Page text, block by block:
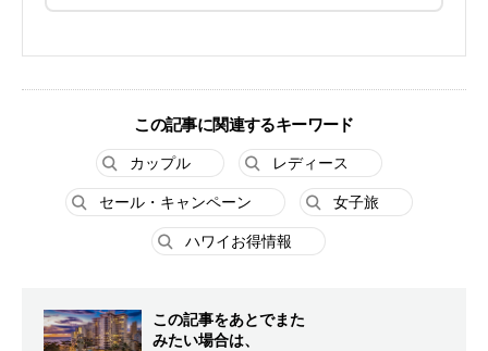
この記事に関連するキーワード
カップル レディース
セール・キャンペーン 女子旅
ハワイお得情報
この記事をあとでまた
みたい場合は、